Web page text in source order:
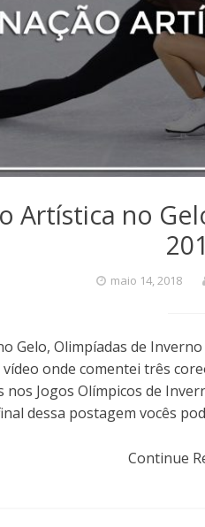
Artística no
maio 14, 2018
Gelo, Olimpíadas de
onde comentei três
Jogos Olímpicos de
dessa postagem vocês
Continue